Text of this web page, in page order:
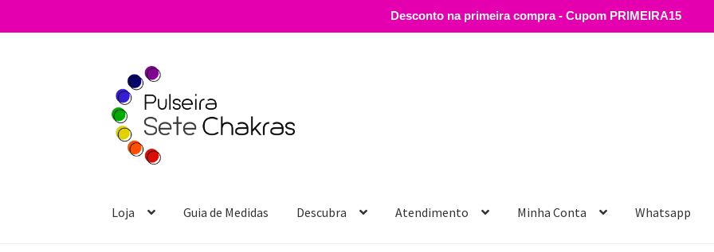
Desconto na primeira compra - Cupom PRIMEIRA15
Pular
para
navegação
Pular
para
o
conteúdo
Loja Guia de Medidas Descubra Atendimento Minha Conta Whatsapp